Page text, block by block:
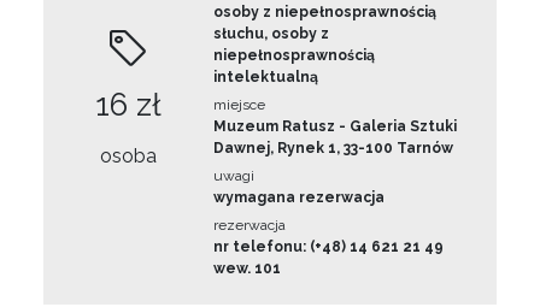
16 zł
osoba
osoby z niepełnosprawnością
słuchu, osoby z
niepełnosprawnością
intelektualną
miejsce
Muzeum Ratusz - Galeria Sztuki
Dawnej, Rynek 1, 33-100 Tarnów
uwagi
wymagana rezerwacja
rezerwacja
nr telefonu: (+48) 14 621 21 49
wew. 101